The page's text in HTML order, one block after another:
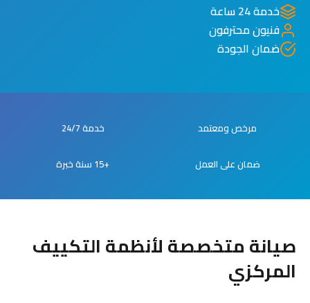
خدمة 24 ساعة
فنيون محترفون
ضمان الجودة
مرخص ومعتمد خدمة 24/7
ضمان على العمل +15 سنة خبرة
صيانة متخصصة لأنظمة التكييف
المركزي